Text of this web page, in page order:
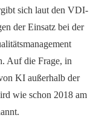
sich laut den VDI-
der Einsatz bei der
Auf die Frage, in
KI außerhalb der
wie schon 2018 am